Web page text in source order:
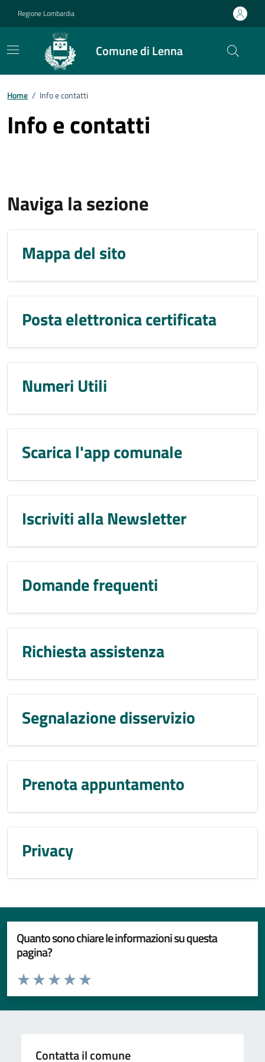
Regione Lombardia
Comune di Lenna
Home / Info e contatti
Info e contatti
Naviga la sezione
Mappa del sito
Posta elettronica certificata
Numeri Utili
Scarica l'app comunale
Iscriviti alla Newsletter
Domande frequenti
Richiesta assistenza
Segnalazione disservizio
Prenota appuntamento
Privacy
Quanto sono chiare le informazioni su questa
pagina?
Valuta da 1 a 5 stelle la pagina
Valuta 5 stelle su 5
Valuta 4 stelle su 5
Valuta 3 stelle su 5
Valuta 2 stelle su 5
Valuta 1 stelle su 5
Contatta il comune